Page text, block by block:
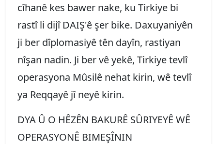
cîhanê kes bawer nake, ku Tirkiye bi
rastî li dijî DAIŞ'ê şer bike. Daxuyaniyên
ji ber dîplomasiyê tên dayîn, rastiyan
nîşan nadin. Ji ber vê yekê, Tirkiye tevlî
operasyona Mûsilê nehat kirin, wê tevlî
ya Reqqayê jî neyê kirin.
DYA Û O HÊZÊN BAKURÊ SÛRIYEYÊ WÊ
OPERASYONÊ BIMEŞÎNIN